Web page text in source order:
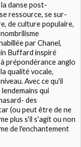
la danse post-
ressource, se sur-
de culture populaire,
par Chanel,
Buffard inspiré
prépondérance anglo
qualité vocale,
Avec ce qu'il
qui
des
(ou peut être de ne
plus s'il s'agit ou non
de l'enchantement